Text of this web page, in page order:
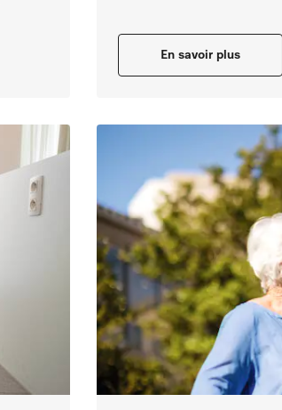
En savoir plus